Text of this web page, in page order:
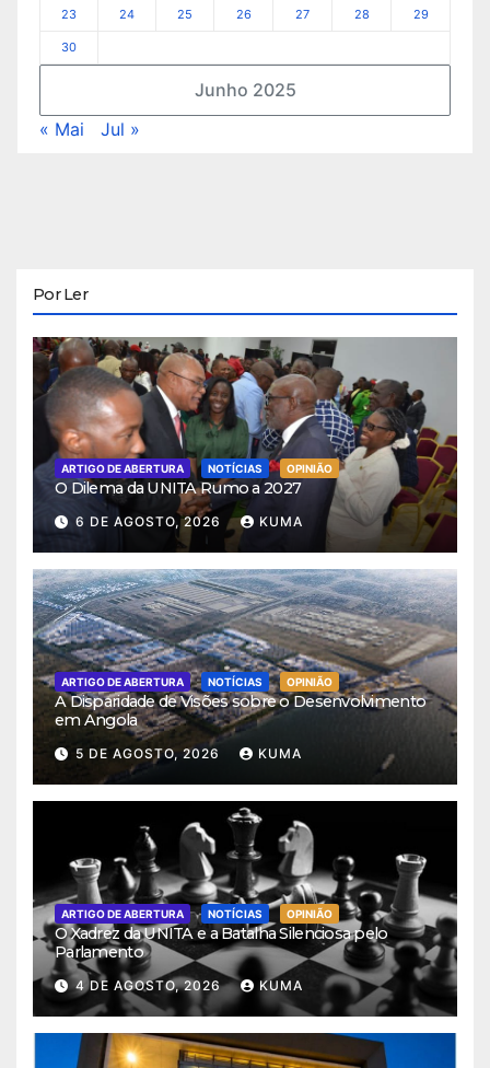
Junho 2025
23 24 25 26 27 28 29
30
« Mai Jul »
Por Ler
ARTIGO DE ABERTURA NOTÍCIAS OPINIÃO
O Dilema da UNITA Rumo a 2027
6 DE AGOSTO, 2026 KUMA
ARTIGO DE ABERTURA NOTÍCIAS OPINIÃO
A Disparidade de Visões sobre o Desenvolvimento
em Angola
5 DE AGOSTO, 2026 KUMA
ARTIGO DE ABERTURA NOTÍCIAS OPINIÃO
O Xadrez da UNITA e a Batalha Silenciosa pelo
Parlamento
4 DE AGOSTO, 2026 KUMA